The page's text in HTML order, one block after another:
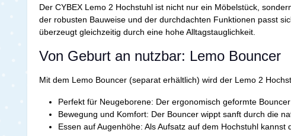
Der CYBEX Lemo 2 Hochstuhl ist nicht nur ein Möbelstück,
der robusten Bauweise und der durchdachten Funktionen passt
überzeugt gleichzeitig durch eine hohe Alltagstauglichkeit.
Von Geburt an nutzbar: Lemo Bouncer
Mit dem Lemo Bouncer (separat erhältlich) wird der Lemo 2
Perfekt für Neugeborene: Der ergonomisch geformte
Bewegung und Komfort: Der Bouncer wippt sanft durch die
Essen auf Augenhöhe: Als Aufsatz auf dem Hochstuhl